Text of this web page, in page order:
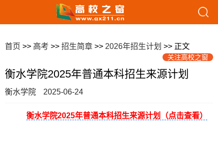
首页 >> 高考 >> 招生简章 >> 2026年招生计划 >> 正文
关注高校之窗
衡水学院2025年普通本科招生来源计划
衡水学院 2025-06-24
衡水学院2025年普通本科招生来源计划（点击查看）